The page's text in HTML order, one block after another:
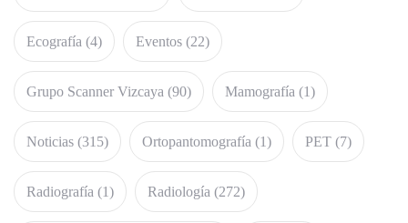
Ecografía (4) Eventos (22)
Grupo Scanner Vizcaya (90) Mamografía (1)
Noticias (315) Ortopantomografía (1) PET (7)
Radiografía (1) Radiología (272)